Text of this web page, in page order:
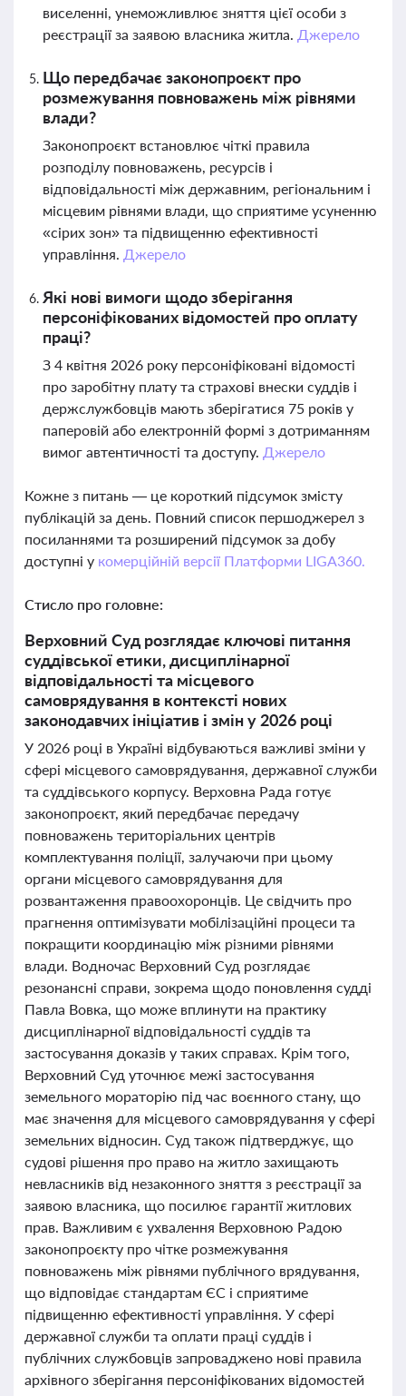
виселенні, унеможливлює зняття цієї особи з
реєстрації за заявою власника житла. Джерело
Що передбачає законопроєкт про
розмежування повноважень між рівнями
влади?
Законопроєкт встановлює чіткі правила
розподілу повноважень, ресурсів і
відповідальності між державним, регіональним і
місцевим рівнями влади, що сприятиме усуненню
«сірих зон» та підвищенню ефективності
управління. Джерело
Які нові вимоги щодо зберігання
персоніфікованих відомостей про оплату
праці?
З 4 квітня 2026 року персоніфіковані відомості
про заробітну плату та страхові внески суддів і
держслужбовців мають зберігатися 75 років у
паперовій або електронній формі з дотриманням
вимог автентичності та доступу. Джерело
Кожне з питань — це короткий підсумок змісту
публікацій за день. Повний список першоджерел з
посиланнями та розширений підсумок за добу
доступні у комерційній версії Платформи LIGA360.
Стисло про головне:
Верховний Суд розглядає ключові питання
суддівської етики, дисциплінарної
відповідальності та місцевого
самоврядування в контексті нових
законодавчих ініціатив і змін у 2026 році
У 2026 році в Україні відбуваються важливі зміни у
сфері місцевого самоврядування, державної служби
та суддівського корпусу. Верховна Рада готує
законопроєкт, який передбачає передачу
повноважень територіальних центрів
комплектування поліції, залучаючи при цьому
органи місцевого самоврядування для
розвантаження правоохоронців. Це свідчить про
прагнення оптимізувати мобілізаційні процеси та
покращити координацію між різними рівнями
влади. Водночас Верховний Суд розглядає
резонансні справи, зокрема щодо поновлення судді
Павла Вовка, що може вплинути на практику
дисциплінарної відповідальності суддів та
застосування доказів у таких справах. Крім того,
Верховний Суд уточнює межі застосування
земельного мораторію під час воєнного стану, що
має значення для місцевого самоврядування у сфері
земельних відносин. Суд також підтверджує, що
судові рішення про право на житло захищають
невласників від незаконного зняття з реєстрації за
заявою власника, що посилює гарантії житлових
прав. Важливим є ухвалення Верховною Радою
законопроєкту про чітке розмежування
повноважень між рівнями публічного врядування,
що відповідає стандартам ЄС і сприятиме
підвищенню ефективності управління. У сфері
державної служби та оплати праці суддів і
публічних службовців запроваджено нові правила
архівного зберігання персоніфікованих відомостей